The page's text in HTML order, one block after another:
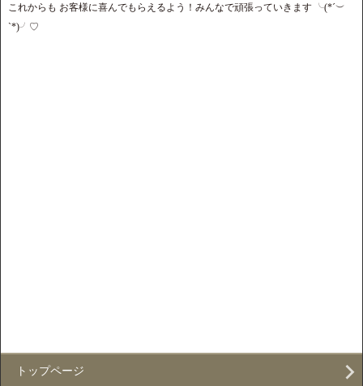
これからも お客様に喜んでもらえるよう！みんなで頑張っていきます ╰(*´︶
`*)╯♡
トップページ